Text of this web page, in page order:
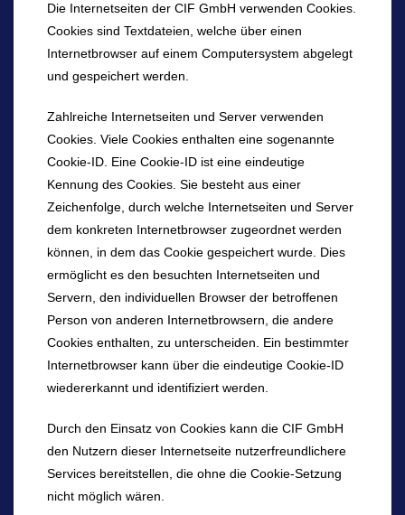
Die Internetseiten der CIF GmbH verwenden Cookies.
Cookies sind Textdateien, welche über einen
Internetbrowser auf einem Computersystem abgelegt
und gespeichert werden.
Zahlreiche Internetseiten und Server verwenden
Cookies. Viele Cookies enthalten eine sogenannte
Cookie-ID. Eine Cookie-ID ist eine eindeutige
Kennung des Cookies. Sie besteht aus einer
Zeichenfolge, durch welche Internetseiten und Server
dem konkreten Internetbrowser zugeordnet werden
können, in dem das Cookie gespeichert wurde. Dies
ermöglicht es den besuchten Internetseiten und
Servern, den individuellen Browser der betroffenen
Person von anderen Internetbrowsern, die andere
Cookies enthalten, zu unterscheiden. Ein bestimmter
Internetbrowser kann über die eindeutige Cookie-ID
wiedererkannt und identifiziert werden.
Durch den Einsatz von Cookies kann die CIF GmbH
den Nutzern dieser Internetseite nutzerfreundlichere
Services bereitstellen, die ohne die Cookie-Setzung
nicht möglich wären.